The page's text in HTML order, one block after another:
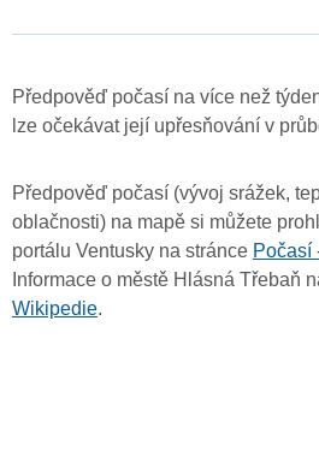
Předpověď počasí na více než
lze očekávat její upřesňování v
Předpověď počasí (vývoj srážek,
oblačnosti) na mapě si můžete
portálu Ventusky na stránce Počasí
Informace o městě Hlásná Třebaň
Wikipedie.